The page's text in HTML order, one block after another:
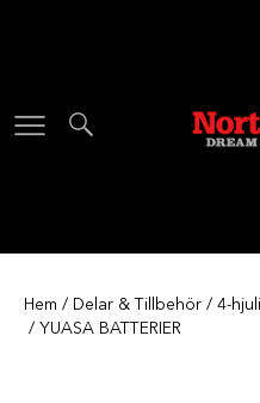
Hem / Delar & Tillbehör / 4-
/ YUASA BATTERIER